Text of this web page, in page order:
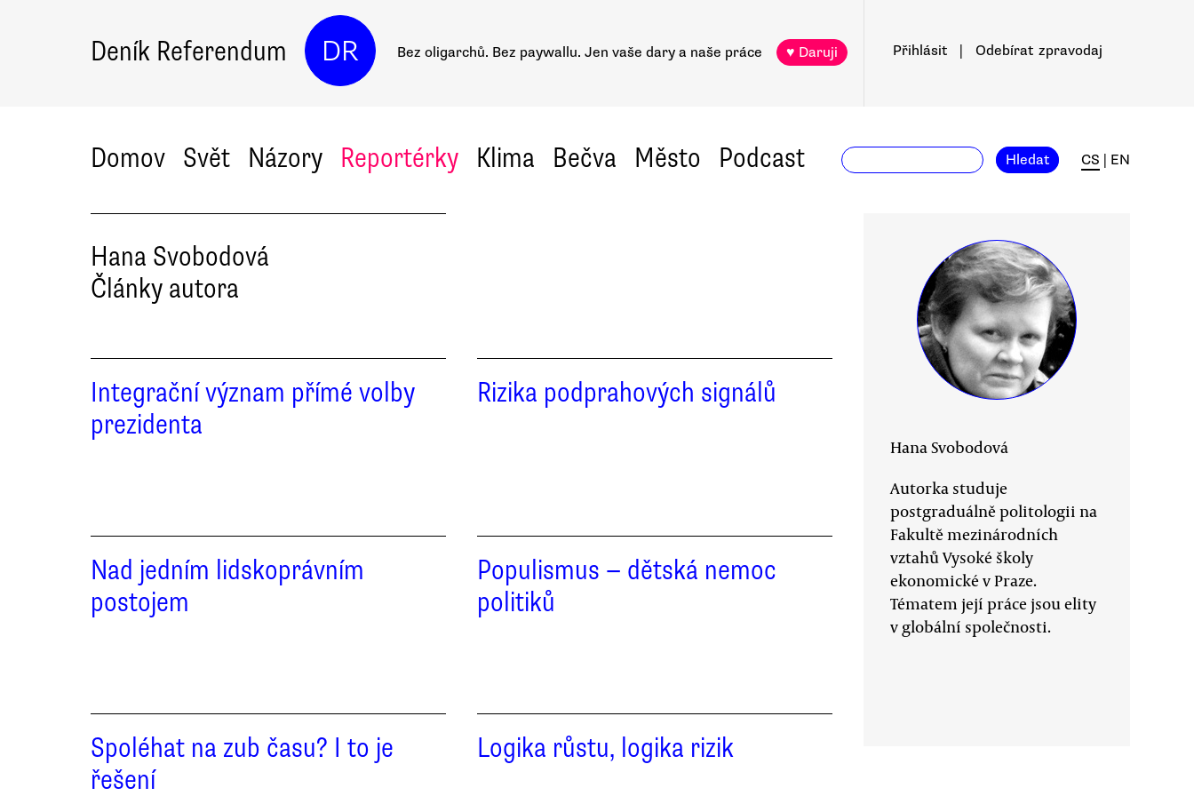
Deník Referendum DR Bez oligarchů. Bez paywallu. Jen vaše dary a naše práce ♥ Daruji Přihlásit Odebírat zpravodaj
Domov Svět Názory Reportérky Klima Bečva Město Podcast Hledat CS EN
Hana Svobodová
Články autora
Integrační význam přímé volby
prezidenta
Rizika podprahových signálů
Nad jedním lidskoprávním
postojem
Populismus — dětská nemoc
politiků
Spoléhat na zub času? I to je
řešení
Logika růstu, logika rizik
Hana Svobodová
Autorka studuje
postgraduálně politologii na
Fakultě mezinárodních
vztahů Vysoké školy
ekonomické v Praze.
Tématem její práce jsou elity
v globální společnosti.